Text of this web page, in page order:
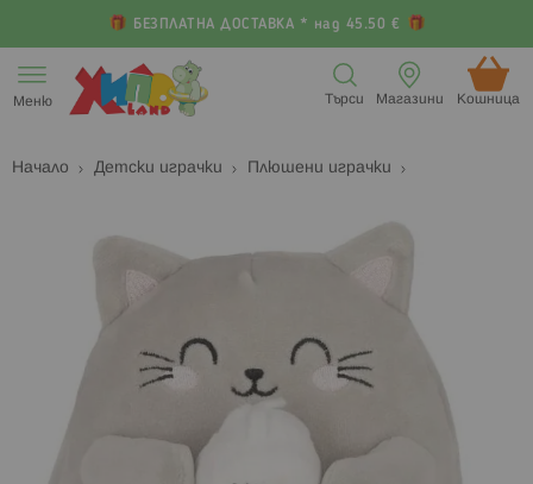
БЕЗПЛАТНА ДОСТАВКА * над 45.50 €
към
съдържанието
Меню Кошница (
Магазини
Търси
Начало Детски играчки Плюшени играчки
изображенията